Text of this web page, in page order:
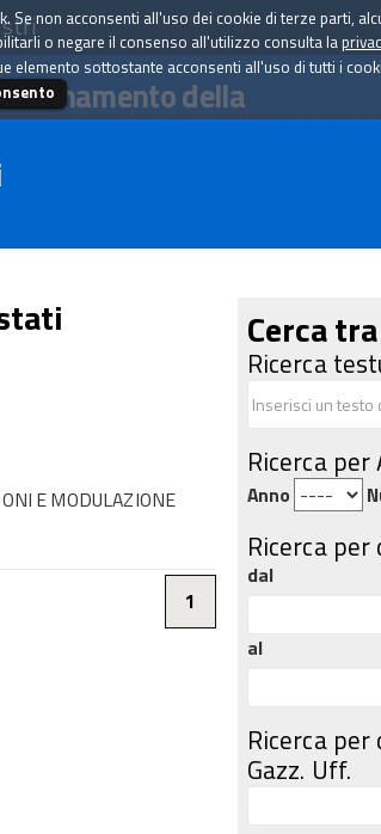
della
E MODULAZIONE
1
Cerca
Ricerca
Ricerca
Anno
Ricerca
dal
al
Ricerca
Gazz. Uff.
non acconsenti all'uso dei cookie di terze parti,
o negare il consenso all'utilizzo consulta la
elemento sottostante acconsenti all'uso di tutti i